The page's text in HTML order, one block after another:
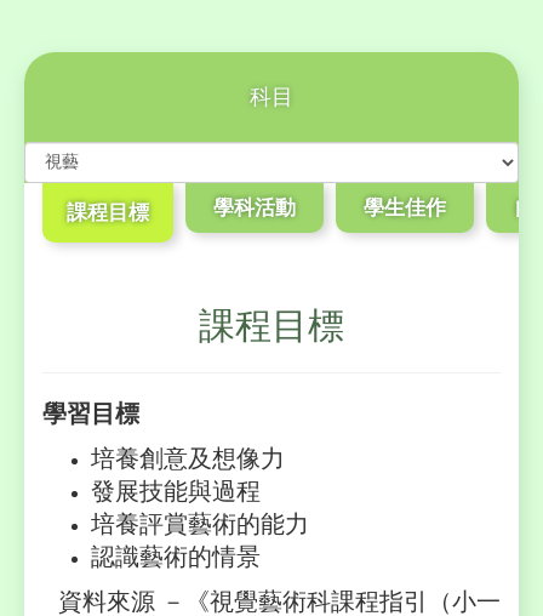
科目
課程目標 學科活動 學生佳作 自
課程目標
學習目標
培養創意及想像力
發展技能與過程
培養評賞藝術的能力
認識藝術的情景
資料來源 －《視覺藝術科課程指引（小一